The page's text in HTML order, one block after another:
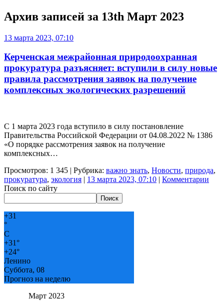
Архив записей за 13th Март 2023
13 марта 2023, 07:10
Керченская межрайонная природоохранная
прокуратура разъясняет: вступили в силу новые
правила рассмотрения заявок на получение
комплексных экологических разрешений
С 1 марта 2023 года вступило в силу постановление
Правительства Российской Федерации от 04.08.2022 № 1386
«О порядке рассмотрения заявок на получение
комплексных…
Просмотров: 1 345 | Рубрика: важно знать, Новости, природа,
прокуратура, экология | 13 марта 2023, 07:10 | Комментарии
Поиск по сайту
Поиск
+31
°
C
+31°
+24°
Ленино
Суббота, 08
Прогноз на неделю
Март 2023